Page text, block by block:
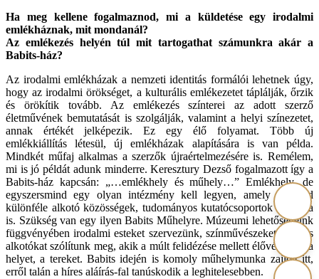
Ha meg kellene fogalmaznod, mi a küldetése egy irodalmi
emlékháznak, mit mondanál?
Az emlékezés helyén túl mit tartogathat számunkra akár a
Babits-ház?
Az irodalmi emlékházak a nemzeti identitás formálói lehetnek úgy,
hogy az irodalmi örökséget, a kulturális emlékezetet táplálják, őrzik
és örökítik tovább. Az emlékezés színterei az adott szerző
életművének bemutatását is szolgálják, valamint a helyi színezetet,
annak értékét jelképezik. Ez egy élő folyamat. Több új
emlékkiállítás létesül, új emlékházak alapítására is van példa.
Mindkét műfaj alkalmas a szerzők újraértelmezésére is. Remélem,
mi is jó példát adunk minderre. Keresztury Dezső fogalmazott így a
Babits-ház kapcsán: „…emlékhely és műhely…” Emlékhely, de
egyszersmind egy olyan intézmény kell legyen, amely teret ad
különféle alkotó közösségek, tudományos kutatócsoportok számára
is. Szükség van egy ilyen Babits Műhelyre. Múzeumi lehetőségeink
függvényében irodalmi esteket szervezünk, színművészeket, kortárs
alkotókat szólítunk meg, akik a múlt felidézése mellett élővé teszik a
helyet, a tereket. Babits idején is komoly műhelymunka zajlott itt,
erről talán a híres aláírás-fal tanúskodik a leghitelesebben.